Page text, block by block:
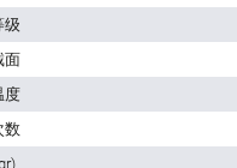
级
面
度
数